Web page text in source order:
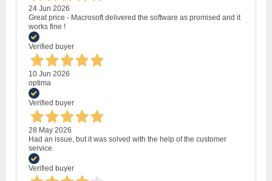
24 Jun 2026
Great price - Macrosoft delivered the software as promised and it
works fine !
Verified buyer
10 Jun 2026
optima
Verified buyer
28 May 2026
Had an issue, but it was solved with the help of the customer
service.
Verified buyer